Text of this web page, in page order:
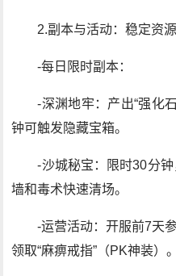
2.副本与活动：稳定资
-每日限时副本：
-深渊地牢：产出“强化
钟可触发隐藏宝箱。
-沙城秘宝：限时30分
墙和毒术快速清场。
-运营活动：开服前7天
领取“麻痹戒指”（PK神装）。